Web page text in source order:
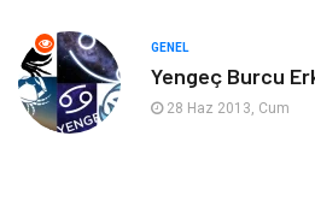
Evlilik Rehberi
Astroloji
GENEL
Yengeç Burcu
28 Haz 2013, Cum